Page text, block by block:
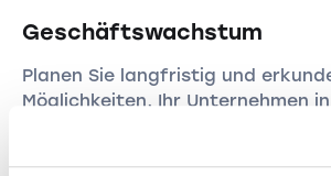
Geschäftswachstum
Planen Sie langfristig und
Möglichkeiten, Ihr Unternehmen